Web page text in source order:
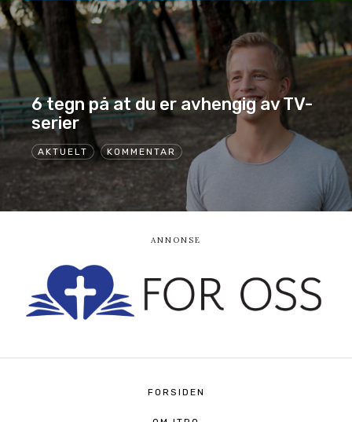
AKTUELT KOMMENTAR
6 tegn på at du er avhengig av TV-
serier
FORSIDEN